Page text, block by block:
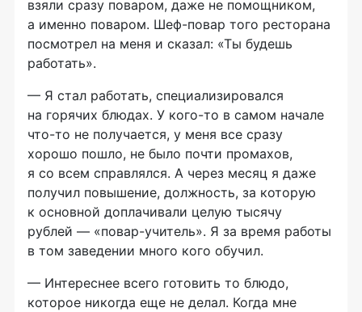
взяли сразу поваром, даже не помощником,
а именно поваром. Шеф-повар того ресторана
посмотрел на меня и сказал: «Ты будешь
работать».
— Я стал работать, специализировался
на горячих блюдах. У кого-то в самом начале
что-то не получается, у меня все сразу
хорошо пошло, не было почти промахов,
я со всем справлялся. А через месяц я даже
получил повышение, должность, за которую
к основной доплачивали целую тысячу
рублей — «повар-учитель». Я за время работы
в том заведении много кого обучил.
— Интереснее всего готовить то блюдо,
которое никогда еще не делал. Когда мне